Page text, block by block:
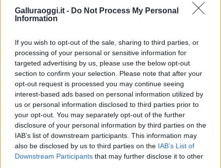
Galluraoggi.it - Do Not Process My Personal
Information
If you wish to opt-out of the sale, sharing to third parties, or
processing of your personal or sensitive information for
targeted advertising by us, please use the below opt-out
section to confirm your selection. Please note that after your
opt-out request is processed you may continue seeing
interest-based ads based on personal information utilized by
us or personal information disclosed to third parties prior to
your opt-out. You may separately opt-out of the further
disclosure of your personal information by third parties on the
IAB’s list of downstream participants. This information may
also be disclosed by us to third parties on the IAB’s List of
Downstream Participants that may further disclose it to other
Calangianus, allarme sul centro accoglienza
NECROLOGIE